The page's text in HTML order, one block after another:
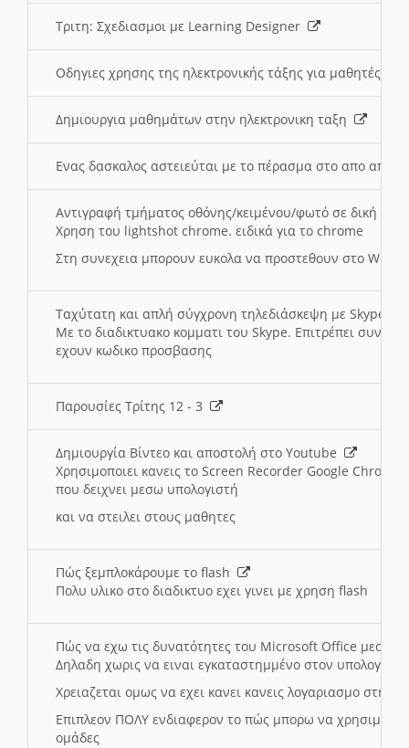
Τριτη: Σχεδιασμοι με Learning Designer
Οδηγιες χρησης της ηλεκτρονικής τάξης για μαθητές
Δημιουργια μαθημάτων στην ηλεκτρονικη ταξη
Ενας δασκαλος αστειεύται με το πέρασμα στο απο
Αντιγραφή τμήματος οθόνης/κειμένου/φωτό σε δική
Χρηση του lightshot chrome. ειδικά για το chrome
Στη συνεχεια μπορουν ευκολα να προστεθουν στο Word
Ταχύτατη και απλή σύγχρονη τηλεδιάσκεψη με Skype
Με το διαδικτυακο κομματι του Skype. Επιτρέπει
εχουν κωδικο προσβασης
Παρουσίες Τρίτης 12 - 3
Δημιουργία Βίντεο και αποστολή στο Youtube
Χρησιμοποιει κανεις το Screen Recorder Google Chrome
που δειχνει μεσω υπολογιστή
και να στειλει στους μαθητες
Πώς ξεμπλοκάρουμε το flash
Πολυ υλικο στο διαδικτυο εχει γινει με χρηση flash
Πώς να εχω τις δυνατότητες του Microsoft Office μεσω
Δηλαδη χωρις να ειναι εγκαταστημμένο στον
Χρειαζεται ομως να εχει κανει κανεις λογαριασμο στη
Επιπλεον ΠΟΛΥ ενδιαφερον το πώς μπορω να
ομάδες